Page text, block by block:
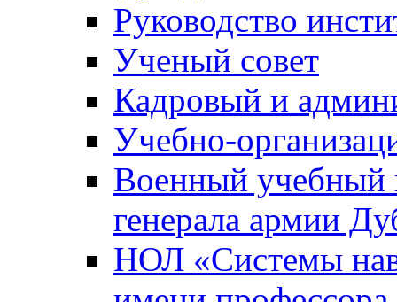
Руководство
Ученый совет
Кадровый и
Учебно-
Военный учебный
генерала армии
НОЛ «Системы